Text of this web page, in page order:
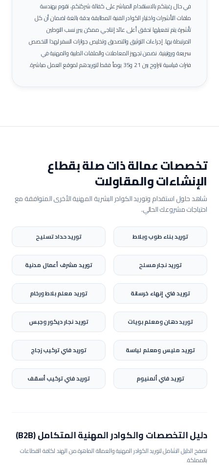
في حال رغبتكم بالاستقدام المباشر على كفالة شركتكم، نقوم بهندسة
ملفات التأشيرات واختيار الكوادر الفنية المطابقة بدقة بالغة لضمان أن كل
تأشيرة يتم تفعيلها تحقق أعلى عائد إنتاجي ممكن يبرر نسب التوطين
المرتبطة بها.إجراءات التوثيق والتصديق وتخليص جوازات السفر لهذا التخصص
سريعة وروتينية. نضمن تجهيز المعاملات والملفات الطبية والمهنية في
فترات قياسية تتراوح بين 21 و35 يوماً فقط لتوريدهم لموقع العمل مباشرة.
تخصصات عمالة ذات صلة بقطاع
الإنشاءات والمقاولات
شاهد حلول استقدام وتوريد الكوادر البشرية المهنية الأخرى المتوافقة مع
احتياجات مشروعك الحالي.
توريدبناء طوب وبلاط توريدحداد تسليح
توريدنجار مسلح توريدمشرف أعمال مدنية
توريدفني إنهاء خرسانة توريدمعلم بلاط ورخام
توريددهان ومعلم بويات توريدنجار ديكور وجبس
توريدمليس ومعلم لياسة توريدفني تركيب زجاج
توريدفني ألمنيوم توريدفني تركيب أسقف
دليل التخصصات والكوادر المهنية المتكامل (B2B)
تصفح الدليل الشامل لتوريد الكوادر المهنية والعمالة الماهرة من الهند لكافة القطاعات
بالمملكة.